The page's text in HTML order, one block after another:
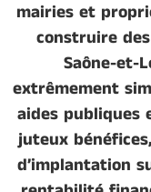
mairies et
construire
Saône-et-
extrêmement
aides publiques
juteux
d’implantation